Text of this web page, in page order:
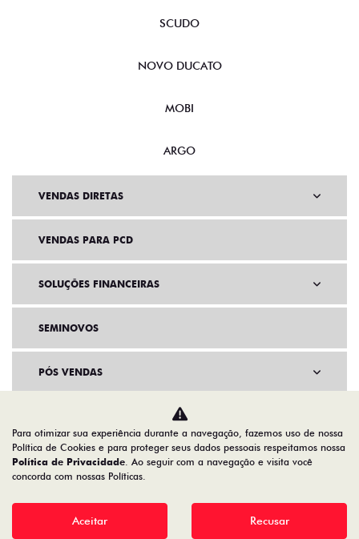
SCUDO
NOVO DUCATO
MOBI
ARGO
VENDAS DIRETAS
VENDAS PARA PCD
SOLUÇÕES FINANCEIRAS
SEMINOVOS
PÓS VENDAS
AGENDE UM TEST DRIVE
Para otimizar sua experiência durante a navegação, fazemos uso de nossa
Política de Cookies e para proteger seus dados pessoais respeitamos nossa
Política de Privacidade. Ao seguir com a navegação e visita você
concorda com nossas Políticas.
Aceitar Recusar